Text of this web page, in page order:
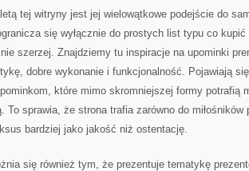
tej witryny jest jej wielowątkowe podejście do
się wyłącznie do prostych list typu co
szerzej. Znajdziemy tu inspiracje na upominki
dobre wykonanie i funkcjonalność. Pojawiają
które mimo skromniejszej formy potrafią
To sprawia, że strona trafia zarówno do
bardziej jako jakość niż ostentację.
się również tym, że prezentuje tematykę